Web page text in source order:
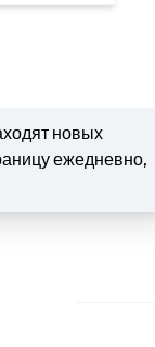
новых
ежедневно,